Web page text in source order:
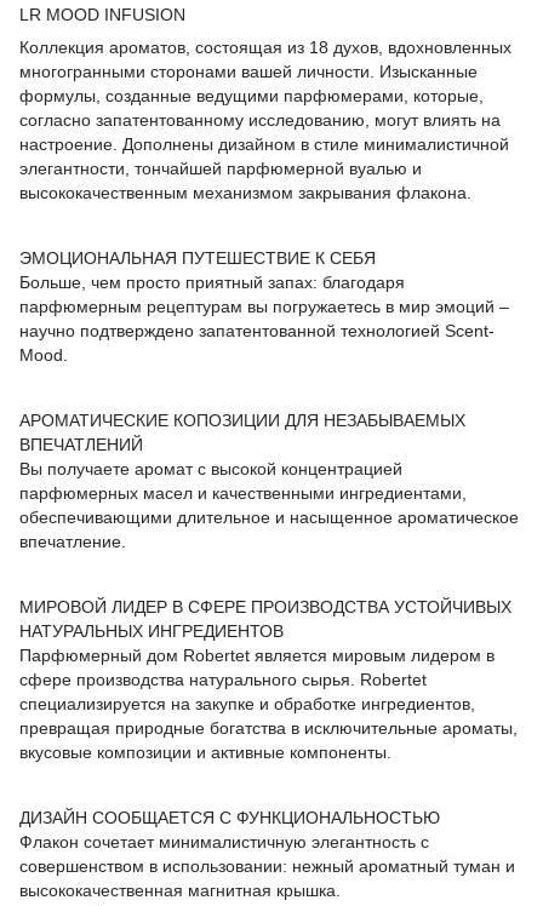
LR MOOD INFUSION
Коллекция ароматов, состоящая из 18 духов, вдохновленных
многогранными сторонами вашей личности. Изысканные
формулы, созданные ведущими парфюмерами, которые,
согласно запатентованному исследованию, могут влиять на
настроение. Дополнены дизайном в стиле минималистичной
элегантности, тончайшей парфюмерной вуалью и
высококачественным механизмом закрывания флакона.
ЭМОЦИОНАЛЬНАЯ ПУТЕШЕСТВИЕ К СЕБЯ
Больше, чем просто приятный запах: благодаря
парфюмерным рецептурам вы погружаетесь в мир эмоций –
научно подтверждено запатентованной технологией Scent-
Mood.
АРОМАТИЧЕСКИЕ КОПОЗИЦИИ ДЛЯ НЕЗАБЫВАЕМЫХ
ВПЕЧАТЛЕНИЙ
Вы получаете аромат с высокой концентрацией
парфюмерных масел и качественными ингредиентами,
обеспечивающими длительное и насыщенное ароматическое
впечатление.
МИРОВОЙ ЛИДЕР В СФЕРЕ ПРОИЗВОДСТВА УСТОЙЧИВЫХ
НАТУРАЛЬНЫХ ИНГРЕДИЕНТОВ
Парфюмерный дом Robertet является мировым лидером в
сфере производства натурального сырья. Robertet
специализируется на закупке и обработке ингредиентов,
превращая природные богатства в исключительные ароматы,
вкусовые композиции и активные компоненты.
ДИЗАЙН СООБЩАЕТСЯ С ФУНКЦИОНАЛЬНОСТЬЮ
Флакон сочетает минималистичную элегантность с
совершенством в использовании: нежный ароматный туман и
высококачественная магнитная крышка.